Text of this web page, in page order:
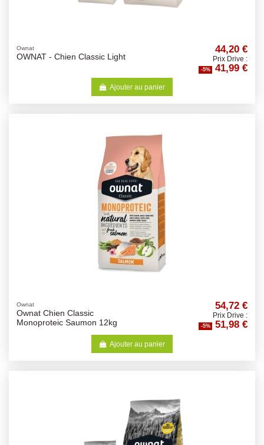
Ownat
OWNAT - Chien Classic Light
44,20 €
Prix Drive :
-5% 41,99 €
Ajouter au panier
Ownat
Ownat Chien Classic
Monoproteic Saumon 12kg
54,72 €
Prix Drive :
-5% 51,98 €
Ajouter au panier